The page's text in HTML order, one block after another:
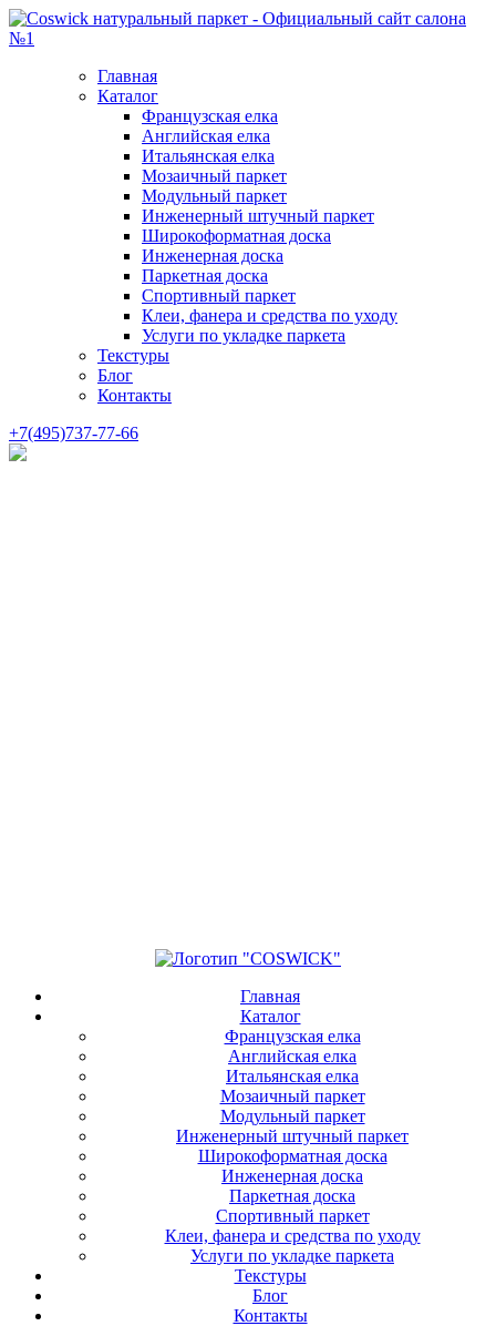
Главная
Каталог
Французская елка
Английская елка
Итальянская елка
Мозаичный паркет
Модульный паркет
Инженерный штучный паркет
Широкоформатная доска
Инженерная доска
Паркетная доска
Спортивный паркет
Клеи, фанера и средства по уходу
Услуги по укладке паркета
Текстуры
Блог
Контакты
+7(495)737-77-66
Главная
Каталог
Французская елка
Английская елка
Итальянская елка
Мозаичный паркет
Модульный паркет
Инженерный штучный паркет
Широкоформатная доска
Инженерная доска
Паркетная доска
Спортивный паркет
Клеи, фанера и средства по уходу
Услуги по укладке паркета
Текстуры
Блог
Контакты